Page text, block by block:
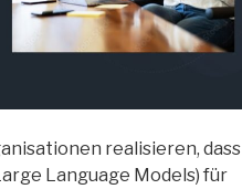
realisieren, dass
Language Models) für